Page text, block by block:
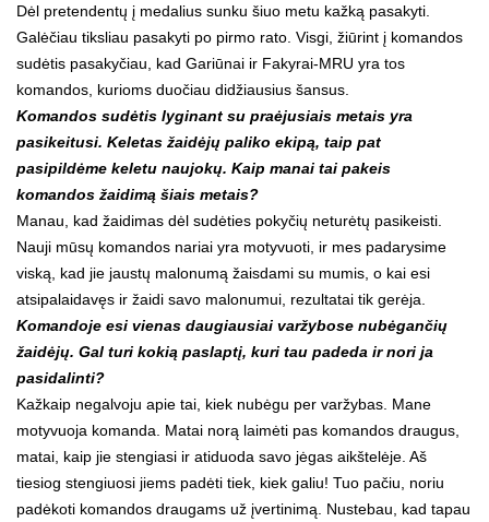
Dėl pretendentų į medalius sunku šiuo metu kažką pasakyti.
Galėčiau tiksliau pasakyti po pirmo rato. Visgi, žiūrint į komandos
sudėtis pasakyčiau, kad Gariūnai ir Fakyrai-MRU yra tos
komandos, kurioms duočiau didžiausius šansus.
Komandos sudėtis lyginant su praėjusiais metais yra
pasikeitusi. Keletas žaidėjų paliko ekipą, taip pat
pasipildėme keletu naujokų. Kaip manai tai pakeis
komandos žaidimą šiais metais?
Manau, kad žaidimas dėl sudėties pokyčių neturėtų pasikeisti.
Nauji mūsų komandos nariai yra motyvuoti, ir mes padarysime
viską, kad jie jaustų malonumą žaisdami su mumis, o kai esi
atsipalaidavęs ir žaidi savo malonumui, rezultatai tik gerėja.
Komandoje esi vienas daugiausiai varžybose nubėgančių
žaidėjų. Gal turi kokią paslaptį, kuri tau padeda ir nori ja
pasidalinti?
Kažkaip negalvoju apie tai, kiek nubėgu per varžybas. Mane
motyvuoja komanda. Matai norą laimėti pas komandos draugus,
matai, kaip jie stengiasi ir atiduoda savo jėgas aikštelėje. Aš
tiesiog stengiuosi jiems padėti tiek, kiek galiu! Tuo pačiu, noriu
padėkoti komandos draugams už įvertinimą. Nustebau, kad tapau